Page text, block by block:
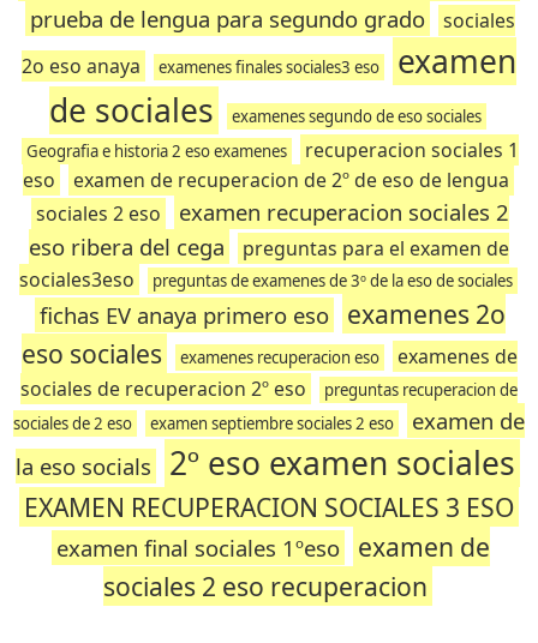
prueba de lengua para segundo grado
sociales
2o eso anaya
examenes finales sociales3 eso
examen
de sociales
examenes segundo de eso sociales
Geografia e historia 2 eso examenes
recuperacion sociales 1
eso
examen de recuperacion de 2º de eso de lengua
sociales 2 eso
examen recuperacion sociales 2
eso ribera del cega
preguntas para el examen de
sociales3eso
preguntas de examenes de 3º de la eso de sociales
fichas EV anaya primero eso
examenes 2o
eso sociales
examenes recuperacion eso
examenes de
sociales de recuperacion 2º eso
preguntas recuperacion de
sociales de 2 eso
examen septiembre sociales 2 eso
examen de
la eso socials
2º eso examen sociales
EXAMEN RECUPERACION SOCIALES 3 ESO
examen final sociales 1ºeso
examen de
sociales 2 eso recuperacion